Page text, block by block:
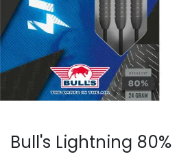
Bull's Lightning 80%